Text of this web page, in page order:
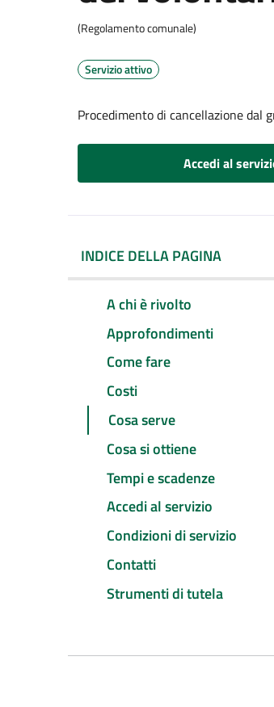
(Regolamento comunale)
Servizio attivo
Procedimento di cancellazione dal
Accedi al
INDICE DELLA PAGINA
A chi è rivolto
Approfondimenti
Come fare
Costi
Cosa serve
Cosa si ottiene
Tempi e scadenze
Accedi al servizio
Condizioni di servizio
Contatti
Strumenti di tutela